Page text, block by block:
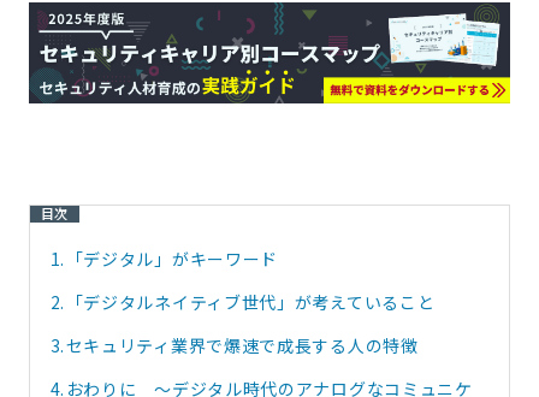
目次
1. 「デジタル」がキーワード
2. 「デジタルネイティブ世代」が考えていること
3.セキュリティ業界で爆速で成長する人の特徴
4. おわりに ～デジタル時代のアナログなコミュニケ